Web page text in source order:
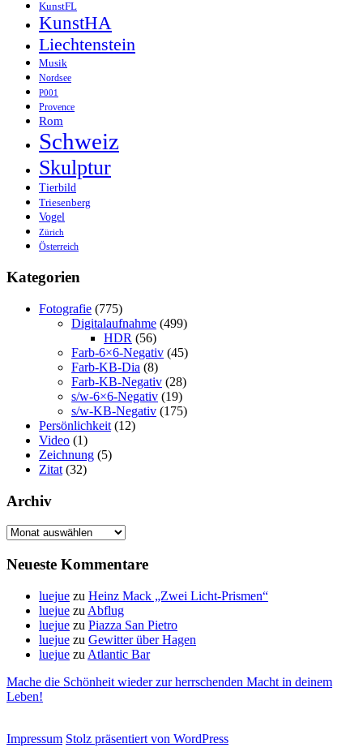
KunstFL
KunstHA
Liechtenstein
Musik
Nordsee
P001
Provence
Rom
Schweiz
Skulptur
Tierbild
Triesenberg
Vogel
Zürich
Österreich
Kategorien
Fotografie (775)
Digitalaufnahme (499)
HDR (56)
Farb-6×6-Negativ (45)
Farb-KB-Dia (8)
Farb-KB-Negativ (28)
s/w-6×6-Negativ (19)
s/w-KB-Negativ (175)
Persönlichkeit (12)
Video (1)
Zeichnung (5)
Zitat (32)
Archiv
Archiv
Neueste Kommentare
luejue zu Heinz Mack „Zwei Licht-Prismen“
luejue zu Abflug
luejue zu Piazza San Pietro
luejue zu Gewitter über Hagen
luejue zu Atlantic Bar
Mache die Schönheit wieder zur herrschenden Macht in deinem
Leben!
Impressum Stolz präsentiert von WordPress